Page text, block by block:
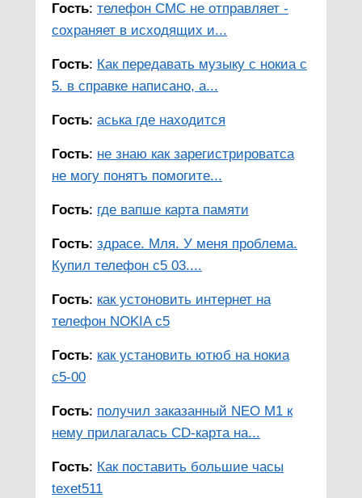
Гость: телефон СМС не отправляет -
сохраняет в исходящих и...
Гость: Как передавать музыку с нокиа с
5. в справке написано, а...
Гость: аська где находится
Гость: не знаю как зарегистрироватса
не могу понятъ помогите...
Гость: где вапше карта памяти
Гость: здрасе. Мля. У меня проблема.
Купил телефон с5 03....
Гость: как устоновить интернет на
телефон NOKIA c5
Гость: как установить ютюб на нокиа
c5-00
Гость: получил заказанный NEO M1 к
нему прилагалась CD-карта на...
Гость: Как поставить большие часы
texet511